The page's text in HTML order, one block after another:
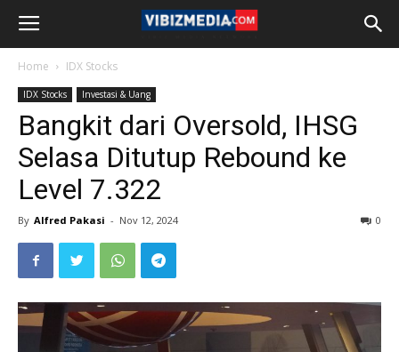
Home IDX Stocks
IDX Stocks Investasi & Uang
Bangkit dari Oversold, IHSG
Selasa Ditutup Rebound ke
Level 7.322
By Alfred Pakasi - Nov 12, 2024 0